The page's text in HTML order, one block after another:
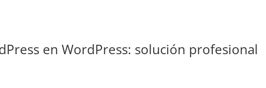
en WordPress: solución profesional